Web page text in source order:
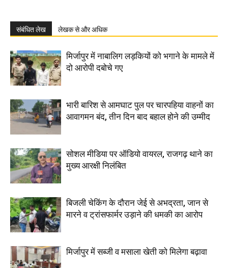
संबंधित लेख लेखक से और अधिक
मिर्जापुर में नाबालिग लड़कियों को भगाने के मामले में
दो आरोपी दबोचे गए
भारी बारिश से आमघाट पुल पर चारपहिया वाहनों का
आवागमन बंद, तीन दिन बाद बहाल होने की उम्मीद
सोशल मीडिया पर ऑडियो वायरल, राजगढ़ थाने का
मुख्य आरक्षी निलंबित
बिजली चेकिंग के दौरान जेई से अभद्रता, जान से
मारने व ट्रांसफार्मर उड़ाने की धमकी का आरोप
मिर्जापुर में सब्जी व मसाला खेती को मिलेगा बढ़ावा